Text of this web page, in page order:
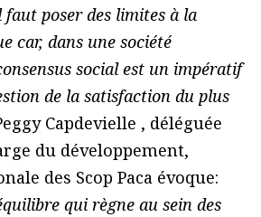
poser des limites à la
car, dans une société
social est un impératif
de la satisfaction du plus
Capdevielle , déléguée
du développement,
des Scop Paca évoque:
qui règne au sein des